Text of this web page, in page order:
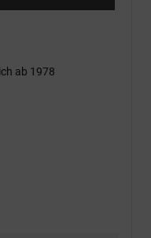
ab 1978